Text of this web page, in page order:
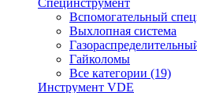
Специнструмент
Вспомогательный
Выхлопная система
Гайколомы
Все категории (19)
Инструмент VDE